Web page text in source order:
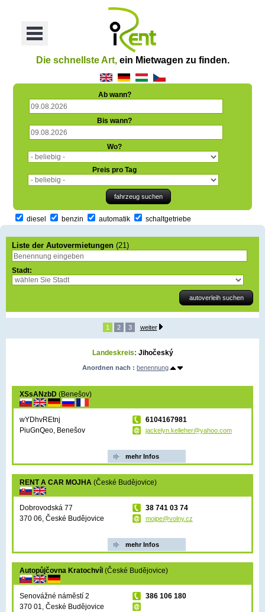
Menu
Die schnellste Art,ein Mietwagen zu finden.
Ab wann?
Bis wann?
Wo?
Preis pro Tag
diesel benzin automatik schaltgetriebe
Liste der Autovermietungen (21)
Stadt:
1 2 3 weiter
Landeskreis: Jihočeský
Anordnen nach : benennung
XSsANzbD (Benešov)
wYDhvREtnj
PiuGnQeo, Benešov
6104167981
jackelyn.kelleher@yahoo.com
mehr Infos
RENT A CAR MOJHA (České Budějovice)
Dobrovodská 77
370 06, České Budějovice
38 741 03 74
mojpe@volny.cz
mehr Infos
Autopůjčovna Kratochvíl (České Budějovice)
Senovážné náměstí 2
370 01, České Budějovice
386 106 180